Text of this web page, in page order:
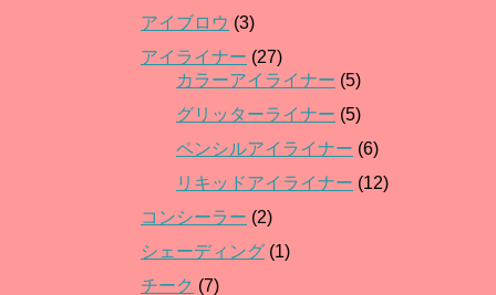
アイブロウ (3)
アイライナー (27)
カラーアイライナー (5)
グリッターライナー (5)
ペンシルアイライナー (6)
リキッドアイライナー (12)
コンシーラー (2)
シェーディング (1)
チーク (7)